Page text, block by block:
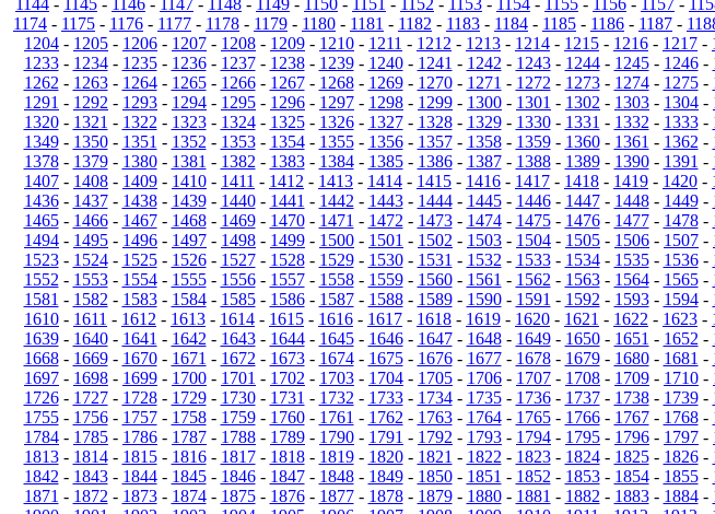
1174 - 1175 - 1176 - 1177 - 1178 - 1179 - 1180 - 1181 - 1182 - 1183 - 1184 - 1185 - 1186 - 1187 -
1204 - 1205 - 1206 - 1207 - 1208 - 1209 - 1210 - 1211 - 1212 - 1213 - 1214 - 1215 - 1216 - 1217 -
1233- 1234- 1235- 1236- 1237- 1238- 1239- 1240- 1241 - 1242 - 1243- 1244- 1245- 1246-
1262 - 1263- 1264- 1265- 1266- 1267- 1268- 1269- 1270- 1271 - 1272 - 1273- 1274- 1275-
1291 - 1292 - 1293 - 1294 - 1295 - 1296 - 1297 - 1298 - 1299 - 1300 - 1301 - 1302 - 1303 - 1304 -
1320- 1321 - 1322 - 1323- 1324- 1325- 1326- 1327- 1328- 1329- 1330- 1331 - 1332 - 1333-
1349- 1350- 1351 - 1352 - 1353- 1354- 1355- 1356- 1357- 1358- 1359- 1360- 1361 - 1362 -
1378- 1379- 1380- 1381 - 1382 - 1383- 1384- 1385- 1386- 1387- 1388- 1389- 1390- 1391 -
1407 - 1408 - 1409 - 1410 - 1411 - 1412 - 1413 - 1414 - 1415 - 1416 - 1417 - 1418 - 1419 - 1420 -
1436- 1437- 1438- 1439- 1440- 1441 - 1442 - 1443- 1444- 1445- 1446- 1447- 1448- 1449-
1465- 1466- 1467- 1468- 1469- 1470- 1471 - 1472 - 1473- 1474- 1475- 1476- 1477- 1478-
1494 - 1495 - 1496 - 1497 - 1498 - 1499 - 1500 - 1501 - 1502 - 1503 - 1504 - 1505 - 1506 - 1507 -
1523- 1524- 1525- 1526- 1527- 1528- 1529- 1530- 1531 - 1532 - 1533- 1534- 1535- 1536-
1552 - 1553- 1554- 1555- 1556- 1557- 1558- 1559- 1560- 1561 - 1562 - 1563- 1564- 1565-
1581 - 1582 - 1583- 1584- 1585- 1586- 1587- 1588- 1589- 1590- 1591 - 1592 - 1593- 1594-
1610 - 1611 - 1612 - 1613 - 1614 - 1615 - 1616 - 1617 - 1618 - 1619 - 1620 - 1621 - 1622 - 1623 -
1639- 1640- 1641 - 1642 - 1643- 1644- 1645- 1646- 1647- 1648- 1649- 1650- 1651 - 1652 -
1668- 1669- 1670- 1671 - 1672 - 1673- 1674- 1675- 1676- 1677- 1678- 1679- 1680- 1681 -
1697 - 1698 - 1699 - 1700 - 1701 - 1702 - 1703 - 1704 - 1705 - 1706 - 1707 - 1708 - 1709 - 1710 -
1726- 1727- 1728- 1729- 1730- 1731 - 1732 - 1733- 1734- 1735- 1736- 1737- 1738- 1739-
1755- 1756- 1757- 1758- 1759- 1760- 1761 - 1762 - 1763- 1764- 1765- 1766- 1767- 1768-
1784 - 1785 - 1786 - 1787 - 1788 - 1789 - 1790 - 1791 - 1792 - 1793 - 1794 - 1795 - 1796 - 1797 -
1813- 1814- 1815- 1816- 1817- 1818- 1819- 1820- 1821 - 1822 - 1823- 1824- 1825- 1826-
1842 - 1843- 1844- 1845- 1846- 1847- 1848- 1849- 1850- 1851 - 1852 - 1853- 1854- 1855-
1871 - 1872 - 1873- 1874- 1875- 1876- 1877- 1878- 1879- 1880- 1881 - 1882 - 1883- 1884-